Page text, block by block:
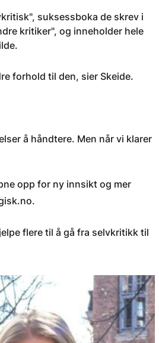
suksessboka de skrev i
kritiker", og inneholder hele
forhold til den, sier Skeide.
å håndtere. Men når vi klarer
opp for ny innsikt og mer
flere til å gå fra selvkritikk til